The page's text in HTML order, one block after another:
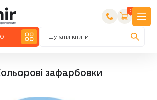
0
Шукати книги
зафарбовки